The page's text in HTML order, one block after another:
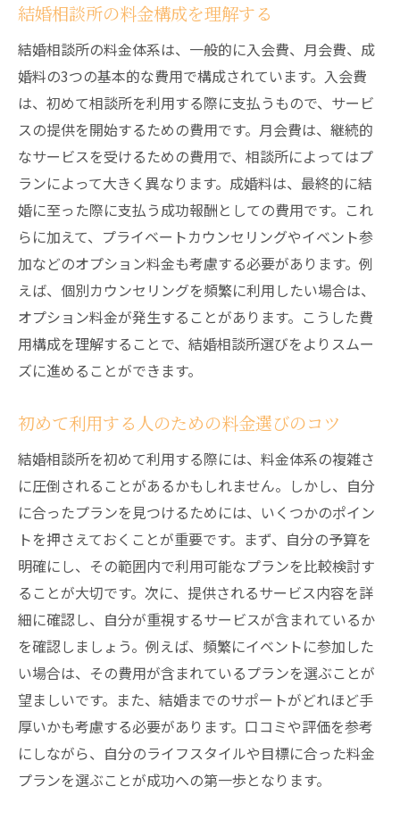
成婚料の仕組みとその特徴
キャンペーンによる料金割引の活用法
サービス内容別の料金差を把握する
料金体系を理解してムダを省く
サービス内容の違いが料金に影響する理由とは
パーソナルカウンセリングの有無と料金へ
の影響
イベント参加頻度と料金の関係
サービスの充実度が料金に反映される理由
料金に比例するサービスの質
料金構成から見るサービスの価値
特別プランが料金に与える影響
ガイド
各相談所の料金プランを一覧で比較
自分の希望に合った料金プランの見つけ方
料金とサービスのバランスを考える
口コミから見る料金の妥当性
料金比較サイトの活用方法
結婚相談所の成婚料とは？成功報酬制と固定料
金制の違い
成功報酬制のメリットとデメリット
固定料金制の特徴と安心感
成婚料の支払いタイミングとその意味
どちらの料金制が自分に合うかを考える
結婚相談所の料金構成を理解する
結婚相談所の料金体系は、一般的に入会費、月会費、成
婚料の3つの基本的な費用で構成されています。入会費
は、初めて相談所を利用する際に支払うもので、サービ
スの提供を開始するための費用です。月会費は、継続的
なサービスを受けるための費用で、相談所によってはプ
ランによって大きく異なります。成婚料は、最終的に結
婚に至った際に支払う成功報酬としての費用です。これ
らに加えて、プライベートカウンセリングやイベント参
加などのオプション料金も考慮する必要があります。例
えば、個別カウンセリングを頻繁に利用したい場合は、
オプション料金が発生することがあります。こうした費
用構成を理解することで、結婚相談所選びをよりスムー
ズに進めることができます。
初めて利用する人のための料金選びのコツ
結婚相談所を初めて利用する際には、料金体系の複雑さ
に圧倒されることがあるかもしれません。しかし、自分
に合ったプランを見つけるためには、いくつかのポイン
トを押さえておくことが重要です。まず、自分の予算を
明確にし、その範囲内で利用可能なプランを比較検討す
ることが大切です。次に、提供されるサービス内容を詳
細に確認し、自分が重視するサービスが含まれているか
を確認しましょう。例えば、頻繁にイベントに参加した
い場合は、その費用が含まれているプランを選ぶことが
望ましいです。また、結婚までのサポートがどれほど手
厚いかも考慮する必要があります。口コミや評価を参考
にしながら、自分のライフスタイルや目標に合った料金
プランを選ぶことが成功への第一歩となります。